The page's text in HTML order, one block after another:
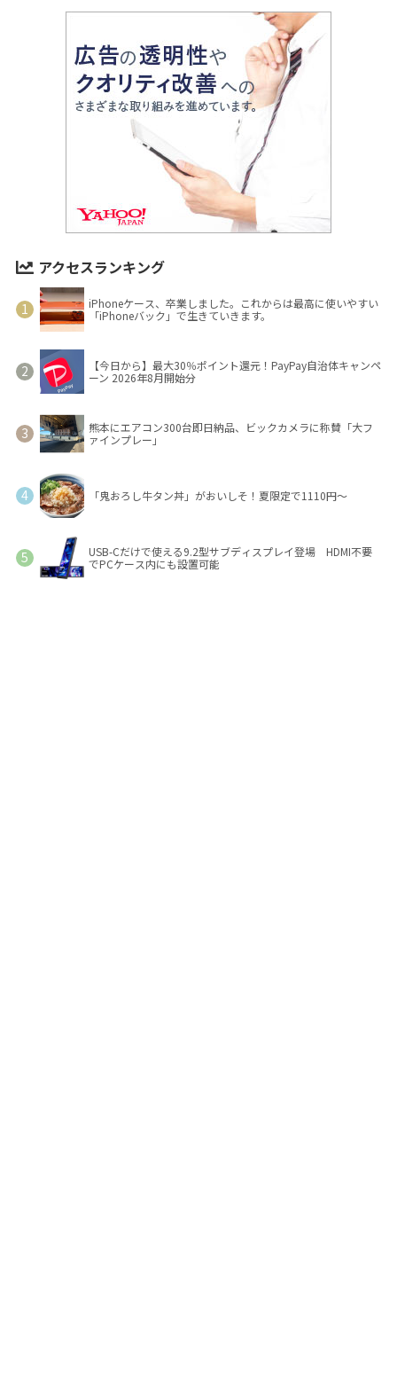
アクセスランキング
iPhoneケース、卒業しました。これからは最高に使いやすい
「iPhoneバック」で生きていきます。
【今日から】最大30％ポイント還元！PayPay自治体キャンペ
ーン 2026年8月開始分
熊本にエアコン300台即日納品、ビックカメラに称賛「大フ
ァインプレー」
「鬼おろし牛タン丼」がおいしそ！夏限定で1110円～
USB-Cだけで使える9.2型サブディスプレイ登場 HDMI不要
でPCケース内にも設置可能